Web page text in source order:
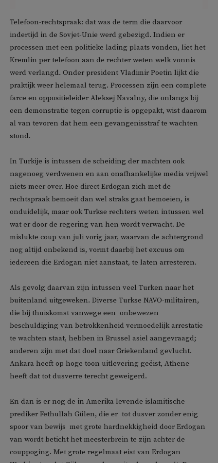
Telefoon-rechtspraak: dat was de term die daarvoor
indertijd in de Sovjet-Unie werd gebezigd. Indien er
processen met een politieke lading plaats vonden, liet het
Kremlin per telefoon aan de rechter weten welk vonnis
werd verlangd. Onder president Vladimir Poetin lijkt die
praktijk weer helemaal terug. Processen zijn een complete
farce en oppositieleider Aleksej Navalny, die onlangs bij
een demonstratie tegen corruptie is opgepakt, wist daarom
al van tevoren dat hem een gevangenisstraf te wachten
stond.
In Turkije is intussen de scheiding der machten ook
nagenoeg verdwenen en aan onafhankelijke media vrijwel
niets meer over. Hoe direct Erdogan zich met de
rechtspraak bemoeit dan wel straks gaat bemoeien, is
onduidelijk, maar ook Turkse rechters weten intussen wel
wat er door de regering van hen wordt verwacht. De
mislukte coup van juli vorig jaar, waarvan de achtergrond
nog altijd onbekend is, vormt daarbij het excuus om
iedereen die Erdogan niet aanstaat, te laten arresteren.
Als gevolg daarvan zijn intussen veel Turken naar het
buitenland uitgeweken. Diverse Turkse NAVO-militairen,
die bij thuiskomst vanwege een  onbewezen 
beschuldiging van betrokkenheid vermoedelijk arrestatie
te wachten staat, hebben in Brussel asiel aangevraagd;
anderen zijn met dat doel naar Griekenland gevlucht.
Ankara heeft op hoge toon uitlevering geëist, Athene
heeft dat tot dusverre terecht geweigerd.
En dan is er nog de in Amerika levende islamitische
prediker Fethullah Gülen, die er  tot dusver zonder enig
spoor van bewijs  met grote hardnekkigheid door Erdogan
van wordt beticht het meesterbrein te zijn achter de
couppoging. Met grote regelmaat eist van Erdogan